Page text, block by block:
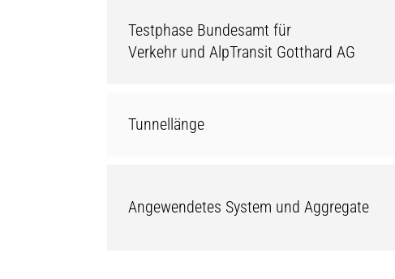
Testphase Bundesamt für
Verkehr und AlpTransit Gotthard AG
Tunnellänge
Angewendetes System und Aggregate